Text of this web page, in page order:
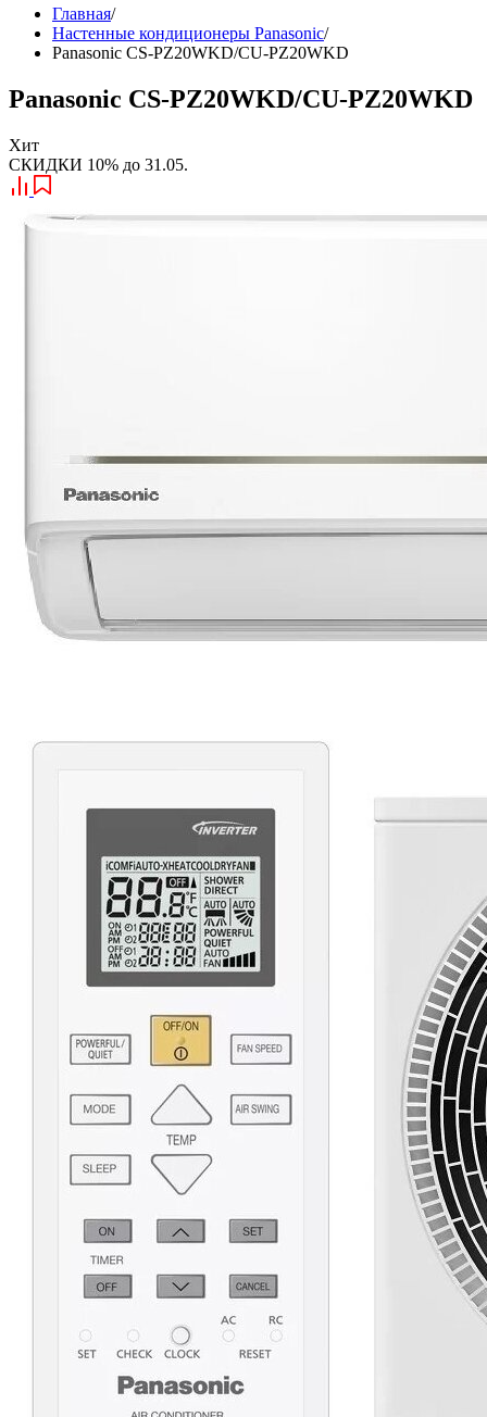
Главная/
Настенные кондиционеры Panasonic/
Panasonic CS-PZ20WKD/CU-PZ20WKD
Panasonic CS-PZ20WKD/CU-PZ20WKD
Хит
СКИДКИ 10% до 31.05.